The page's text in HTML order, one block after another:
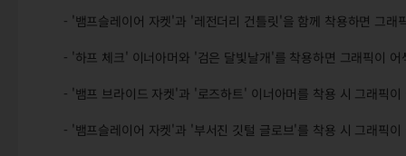
- '뱀프슬레이어 자켓'과 '레전더리 건틀릿'을 함께 착용하면 그래
- '하프 체크' 이너아머와 '검은 달빛날개'를 착용하면 그래픽이
- '뱀프 브라이드 자켓'과 '로즈하트' 이너아머를 착용 시 그래픽
- '뱀프슬레이어 자켓'과 '부서진 깃털 글로브'를 착용 시 그래픽